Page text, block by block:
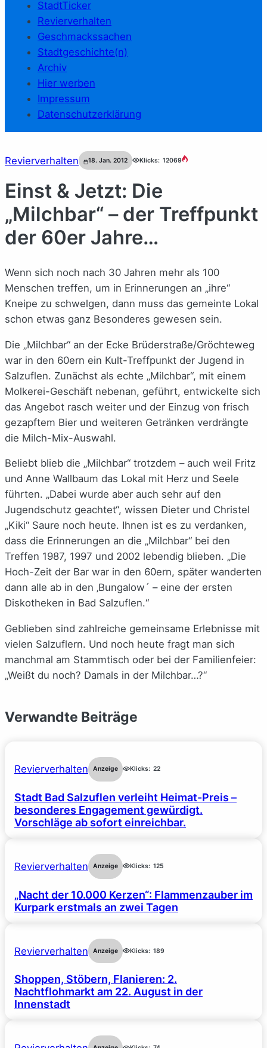
StadtTicker
Revierverhalten
Geschmackssachen
Stadtgeschichte(n)
Archiv
Hier werben
Impressum
Datenschutzerklärung
Revierverhalten 18. Jan. 2012 Klicks: 12069
Einst & Jetzt: Die
„Milchbar“ – der Treffpunkt
der 60er Jahre…
Wenn sich noch nach 30 Jahren mehr als 100
Menschen treffen, um in Erinnerungen an „ihre“
Kneipe zu schwelgen, dann muss das gemeinte Lokal
schon etwas ganz Besonderes gewesen sein.
Die „Milchbar“ an der Ecke Brüderstraße/Gröchteweg
war in den 60ern ein Kult-Treffpunkt der Jugend in
Salzuflen. Zunächst als echte „Milchbar“, mit einem
Molkerei-Geschäft nebenan, geführt, entwickelte sich
das Angebot rasch weiter und der Einzug von frisch
gezapftem Bier und weiteren Getränken verdrängte
die Milch-Mix-Auswahl.
Beliebt blieb die „Milchbar“ trotzdem – auch weil Fritz
und Anne Wallbaum das Lokal mit Herz und Seele
führten. „Dabei wurde aber auch sehr auf den
Jugendschutz geachtet“, wissen Dieter und Christel
„Kiki“ Saure noch heute. Ihnen ist es zu verdanken,
dass die Erinnerungen an die „Milchbar“ bei den
Treffen 1987, 1997 und 2002 lebendig blieben. „Die
Hoch-Zeit der Bar war in den 60ern, später wanderten
dann alle ab in den ‚Bungalow´ – eine der ersten
Diskotheken in Bad Salzuflen.“
Geblieben sind zahlreiche gemeinsame Erlebnisse mit
vielen Salzuflern. Und noch heute fragt man sich
manchmal am Stammtisch oder bei der Familienfeier:
„Weißt du noch? Damals in der Milchbar…?“
Verwandte Beiträge
Revierverhalten Anzeige Klicks: 22
Stadt Bad Salzuflen verleiht Heimat-Preis –
besonderes Engagement gewürdigt.
Vorschläge ab sofort einreichbar.
Revierverhalten Anzeige Klicks: 125
„Nacht der 10.000 Kerzen“: Flammenzauber im
Kurpark erstmals an zwei Tagen
Revierverhalten Anzeige Klicks: 189
Shoppen, Stöbern, Flanieren: 2.
Nachtflohmarkt am 22. August in der
Innenstadt